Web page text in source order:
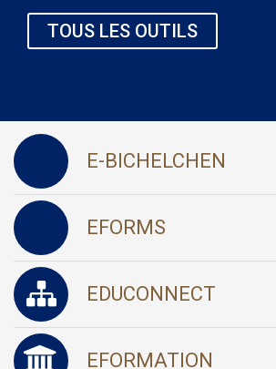
TOUS LES OUTILS
E-BICHELCHEN
EFORMS
EDUCONNECT
EFORMATION